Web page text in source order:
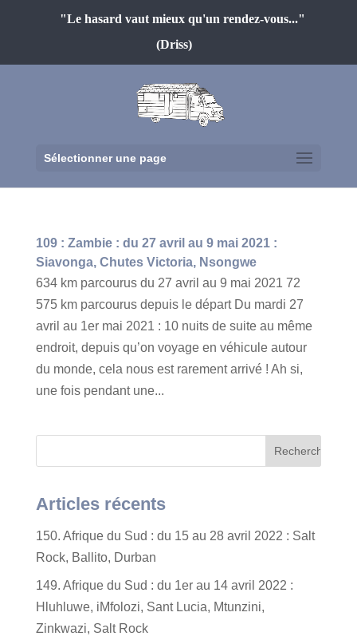
"Le hasard vaut mieux qu'un rendez-vous..."
(Driss)
Sélectionner une page
109 : Zambie : du 27 avril au 9 mai 2021 :
Siavonga, Chutes Victoria, Nsongwe
634 km parcourus du 27 avril au 9 mai 2021 72
575 km parcourus depuis le départ Du mardi 27
avril au 1er mai 2021 : 10 nuits de suite au même
endroit, depuis qu’on voyage en véhicule autour
du monde, cela nous est rarement arrivé ! Ah si,
une fois pendant une...
Articles récents
150. Afrique du Sud : du 15 au 28 avril 2022 : Salt
Rock, Ballito, Durban
149. Afrique du Sud : du 1er au 14 avril 2022 :
Hluhluwe, iMfolozi, Sant Lucia, Mtunzini,
Zinkwazi, Salt Rock